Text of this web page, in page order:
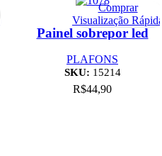
Painel sobrepor led
135lm bivolt= Pr
PLAFONS
SKU: 15214
R$44,90
Comprar
Visualização